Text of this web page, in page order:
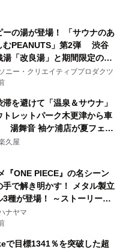
ーの湯が登場！ 「サウナのあ
むPEANUTS」第2弾 渋谷
湯「改良湯」と期間限定のコ
ション サウナイキタイコラ
発売決定！
ニー・クリエイティブプロダクツ
滞を避けて「温泉＆サウナ」
トレットパーク木更津から車
湯舞音 袖ケ浦店が夏フェア
提供
久屋
『ONE PIECE』の名シーン
手で解き明かす！ メタル製立
3種が登場！ ～ストーリーと
融合した 大人の体験型パズ
日(金)12時より先行予約受付
ナヤマ
で目標1341％を突破した超